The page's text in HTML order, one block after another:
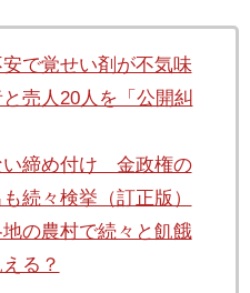
で覚せい剤が不気味
売人20人を「公開糾
締め付け 金政権の
続々検挙（訂正版）
の農村で続々と飢餓
る？